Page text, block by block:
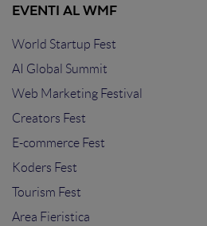
EVENTI AL WMF
World Startup Fest
AI Global Summit
Web Marketing Festival
Creators Fest
E-commerce Fest
Koders Fest
Tourism Fest
Area Fieristica